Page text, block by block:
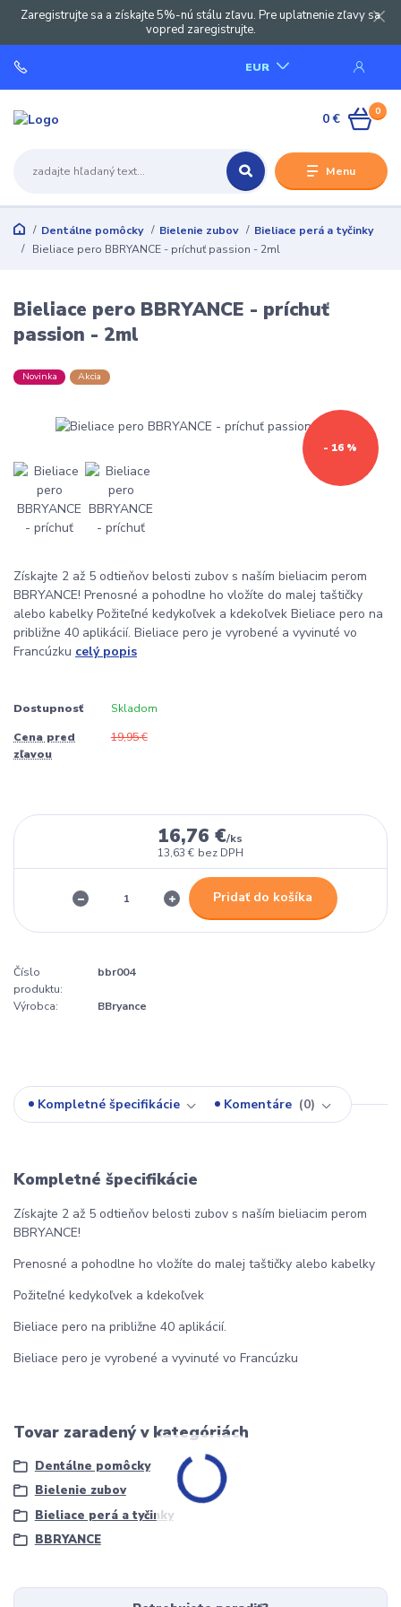
Zaregistrujte sa a získajte 5%-nú stálu zľavu. Pre uplatnenie zľavy sa
vopred zaregistrujte.
Menu
EUR
0
0 €
Dentálne pomôcky Bielenie zubov
Bieliace perá a tyčinky
Bieliace pero BBRYANCE - príchuť passion - 2ml
Bieliace pero BBRYANCE - príchuť
passion - 2ml
Novinka Akcia
- 16 %
Získajte 2 až 5 odtieňov belosti zubov s naším bieliacim perom
BBRYANCE! Prenosné a pohodlne ho vložíte do malej taštičky
alebo kabelky Požiteľné kedykoľvek a kdekoľvek Bieliace pero na
približne 40 aplikácií. Bieliace pero je vyrobené a vyvinuté vo
Francúzku celý popis
Dostupnosť Skladom
Cena pred
zľavou
19,95 €
16,76 €/ks
13,63 € bez DPH
Pridať do košíka
Číslo
produktu:
bbr004
Výrobca: BBryance
Kompletné špecifikácie Komentáre 0
Kompletné špecifikácie
Získajte 2 až 5 odtieňov belosti zubov s naším bieliacim perom
BBRYANCE!
Prenosné a pohodlne ho vložíte do malej taštičky alebo kabelky
Požiteľné kedykoľvek a kdekoľvek
Bieliace pero na približne 40 aplikácií.
Bieliace pero je vyrobené a vyvinuté vo Francúzku
Tovar zaradený v kategóriách
Dentálne pomôcky
Bielenie zubov
Bieliace perá a tyčinky
BBRYANCE